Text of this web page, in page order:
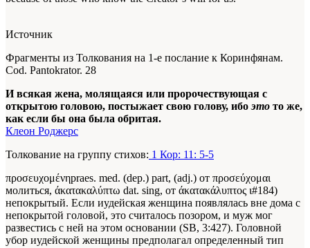
Источник
Фрагменты из Толкования на 1-е послание к Коринфянам.
Cod. Pantokrator. 28
И всякая жена, молящаяся или пророчествующая с
открытою головою, постыжает свою голову, ибоэто то же,
как если бы она была обритая.
Клеон Роджерс
Толкование на группу стихов: 1 Кор: 11: 5-5
προσευχομένηpraes. med. (dep.) part, (adj.) от προσεύχομαι
молиться, άκατακαλύπτω dat. sing, от άκατακάλυπτος ι#184)
непокрытый. Если иудейская женщина появлялась вне дома с
непокрытой головой, это считалось позором, и муж мог
развестись с ней на этом основании (SB, 3:427). Головной
убор иудейской женщины предполагал определенный тип